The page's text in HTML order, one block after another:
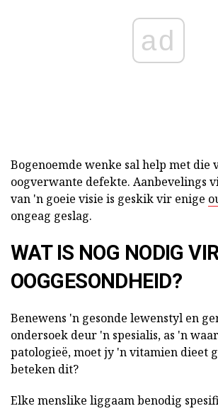
ad
Bogenoemde wenke sal help met die
oogverwante defekte. Aanbevelings
van 'n goeie visie is geskik vir enige
ongeag geslag.
WAT IS NOG NODIG
OOGGESONDHEID?
Benewens 'n gesonde lewenstyl en
ondersoek deur 'n spesialis, as 'n
patologieë, moet jy 'n vitamien dieet
beteken dit?
Elke menslike liggaam benodig